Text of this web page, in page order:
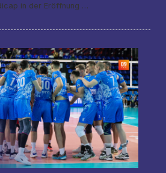
in der Eröffnung …